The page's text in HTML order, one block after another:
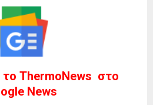
ThermoNews στο
News